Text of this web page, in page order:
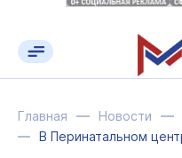
Главная Новости